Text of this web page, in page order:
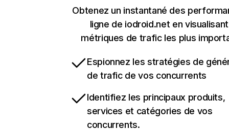
Obtenez un instantané des
ligne de iodroid.net en
métriques de trafic les plus
Espionnez les stratégies de
de trafic de vos concurrents
Identifiez les principaux produits,
services et catégories de vos
concurrents.